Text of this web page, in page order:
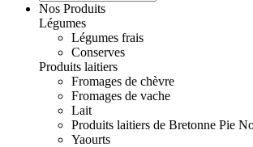
Nos Produits
Légumes
Légumes frais
Conserves
Produits laitiers
Fromages de chèvre
Fromages de vache
Lait
Produits laitiers de Bretonne Pie
Yaourts